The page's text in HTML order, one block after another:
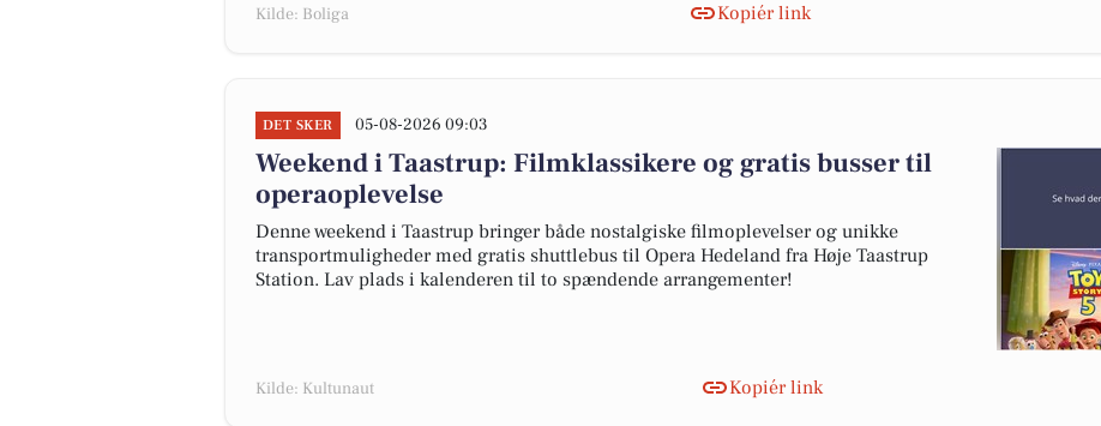
Kilde: Boliga Kopiér link
DET SKER 05-08-2026 09:03
Weekend i Taastrup: Filmklassikere og gratis busser til
operaoplevelse
Denne weekend i Taastrup bringer både nostalgiske filmoplevelser og unikke
transportmuligheder med gratis shuttlebus til Opera Hedeland fra Høje Taastrup
Station. Lav plads i kalenderen til to spændende arrangementer!
Kilde: Kultunaut Kopiér link